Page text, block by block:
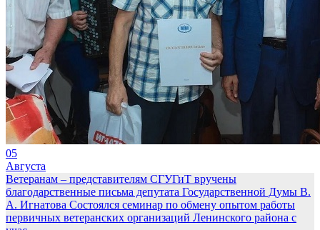
05
Августа
Ветеранам – представителям СГУГиТ вручены
благодарственные письма депутата Государственной Думы В.
А. Игнатова Состоялся семинар по обмену опытом работы
первичных ветеранских организаций Ленинского района с